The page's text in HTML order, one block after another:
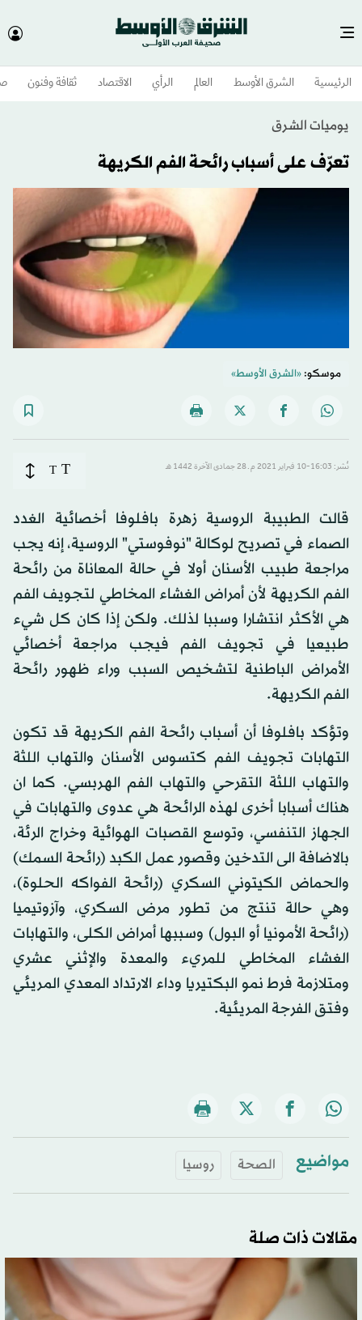
الرئيسية الشرق الأوسط​ العالم الرأي الاقتصاد ثقافة وفنون
يوميات الشرق
تعرّف على أسباب رائحة الفم الكريهة
موسكو:«الشرق الأوسط»
نُشر: 16:03-10 فبراير 2021 م ـ 28 جمادى الآخرة 1442 هـ T
T
قالت الطبيبة الروسية زهرة بافلوفا أخصائية الغدد
الصماء في تصريح لوكالة "نوفوستي" الروسية، إنه يجب
مراجعة طبيب الأسنان أولا في حالة المعاناة من رائحة
الفم الكريهة لأن أمراض الغشاء المخاطي لتجويف الفم
هي الأكثر انتشارا وسببا لذلك. ولكن إذا كان كل شيء
طبيعيا في تجويف الفم فيجب مراجعة أخصائي
الأمراض الباطنية لتشخيص السبب وراء ظهور رائحة
الفم الكريهة.
وتؤكد بافلوفا أن أسباب رائحة الفم الكريهة قد تكون
التهابات تجويف الفم كتسوس الأسنان والتهاب اللثة
والتهاب اللثة التقرحي والتهاب الفم الهربسي. كما ان
هناك أسبابا أخرى لهذه الرائحة هي عدوى والتهابات في
الجهاز التنفسي، وتوسع القصبات الهوائية وخراج الرئة،
بالاضافة الى التدخين وقصور عمل الكبد (رائحة السمك)
والحماض الكيتوني السكري (رائحة الفواكه الحلوة)،
وهي حالة تنتج من تطور مرض السكري، وآزوتيميا
(رائحة الأمونيا أو البول) وسببها أمراض الكلى، والتهابات
الغشاء المخاطي للمريء والمعدة والإثني عشري
ومتلازمة فرط نمو البكتيريا وداء الارتداد المعدي المريئي
وفتق الفرجة المريئية.
مواضيع الصحة روسيا
مقالات ذات صلة